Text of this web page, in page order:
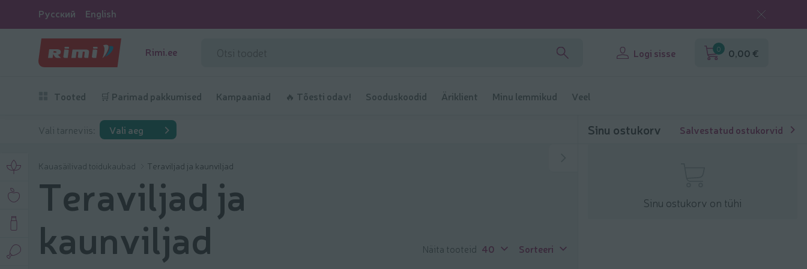
Русский English
Rimi.ee Logi sisse 0 0,00 €
Tooted 🛒 Parimad pakkumised Kampaaniad 🔥 Tõesti odav! Sooduskoodid Äriklient Minu lemmikud Veel
Vali tarneviis: Vali aeg
Kauasäilivad toidukaubad Teraviljad ja kaunviljad
Teraviljad ja
kaunviljad
Näita tooteid 40 Sorteeri
Sinu ostukorv Salvestatud ostukorvid
Sinu ostukorv on tühi